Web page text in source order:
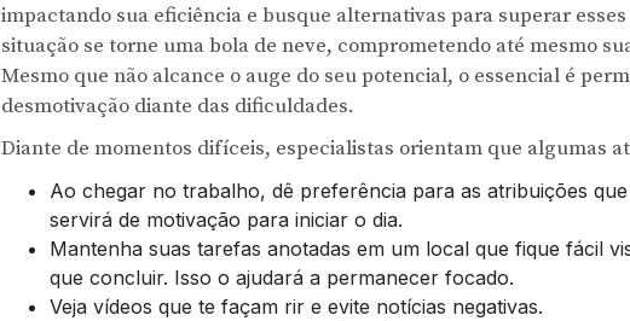
impactando sua eficiência e busque alternativas para superar
situação se torne uma bola de neve, comprometendo até mesmo
Mesmo que não alcance o auge do seu potencial, o essencial é
desmotivação diante das dificuldades.
Diante de momentos difíceis, especialistas orientam que algumas
Ao chegar no trabalho, dê preferência para as atribuições
servirá de motivação para iniciar o dia.
Mantenha suas tarefas anotadas em um local que fique fácil
que concluir. Isso o ajudará a permanecer focado.
Veja vídeos que te façam rir e evite notícias negativas.